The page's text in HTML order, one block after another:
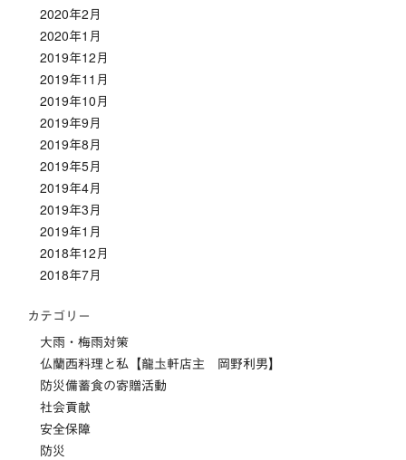
2020年2月
2020年1月
2019年12月
2019年11月
2019年10月
2019年9月
2019年8月
2019年5月
2019年4月
2019年3月
2019年1月
2018年12月
2018年7月
カテゴリー
大雨・梅雨対策
仏蘭西料理と私【龍圡軒店主 岡野利男】
防災備蓄食の寄贈活動
社会貢献
安全保障
防災